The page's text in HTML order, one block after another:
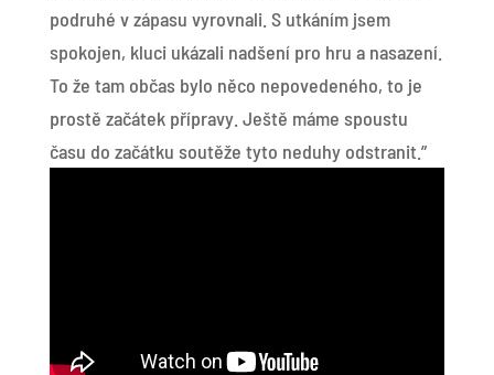
podruhé v zápasu vyrovnali. S utkáním jsem
spokojen, kluci ukázali nadšení pro hru a nasazení.
To že tam občas bylo něco nepovedeného, to je
prostě začátek přípravy. Ještě máme spoustu
času do začátku soutěže tyto neduhy odstranit.”